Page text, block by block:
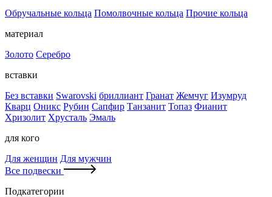
Обручальные кольца Помолвочные кольца Прочие кольца
материал
Золото Серебро
вставки
Без вставки Swarovski бриллиант Гранат Жемчуг Изумруд
Кварц Оникс Рубин Сапфир Танзанит Топаз Фианит
Хризолит Хрусталь Эмаль
для кого
Для женщин Для мужчин
Все подвески
Подкатегории